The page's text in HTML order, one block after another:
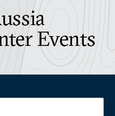
Events